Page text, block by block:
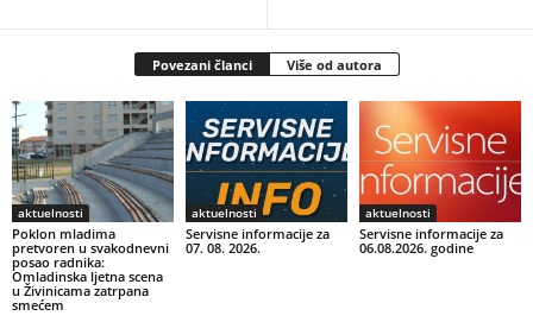
Povezani članci Više od autora
aktuelnosti
Poklon mladima
pretvoren u svakodnevni
posao radnika:
Omladinska ljetna scena
u Živinicama zatrpana
smećem
aktuelnosti
Servisne informacije za
07. 08. 2026.
aktuelnosti
Servisne informacije za
06.08.2026. godine